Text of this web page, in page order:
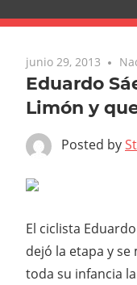
junio 29, 2013
Eduardo
Limón y
Posted by
El ciclista
dejó la etapa y
toda su infancia